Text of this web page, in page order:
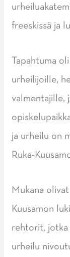
freeskissä ja
Tapahtuma
urheilijoille,
valmentajille,
ja urheilu on
Ruka-
Mukana
Kuusamon
rehtorit, jotka
urheilu